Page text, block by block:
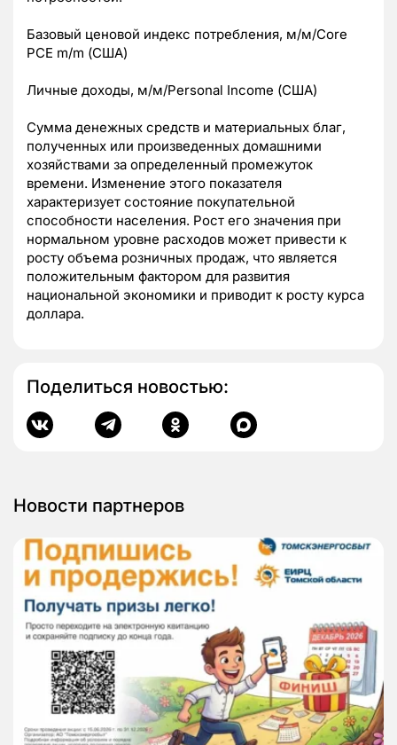
Базовый ценовой индекс потребления, м/м/Core
PCE m/m (США)
Личные доходы, м/м/Personal Income (США)
Сумма денежных средств и материальных благ,
полученных или произведенных домашними
хозяйствами за определенный промежуток
времени. Изменение этого показателя
характеризует состояние покупательной
способности населения. Рост его значения при
нормальном уровне расходов может привести к
росту объема розничных продаж, что является
положительным фактором для развития
национальной экономики и приводит к росту курса
доллара.
Поделиться новостью:
Новости партнеров